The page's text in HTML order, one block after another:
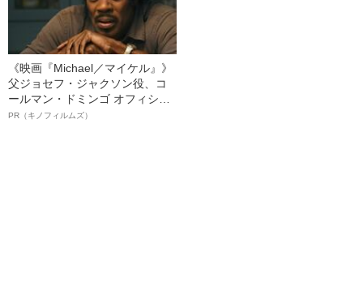
《映画『Michael／マイケル』》
父ジョセフ・ジャクソン役、コ
ールマン・ドミンゴ オフィシャ
ルインタビュー“観客を魅了した
PR（キノフィルムズ）